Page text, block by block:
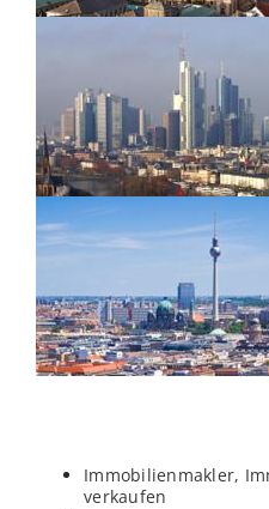
Immobilienmakler,
verkaufen